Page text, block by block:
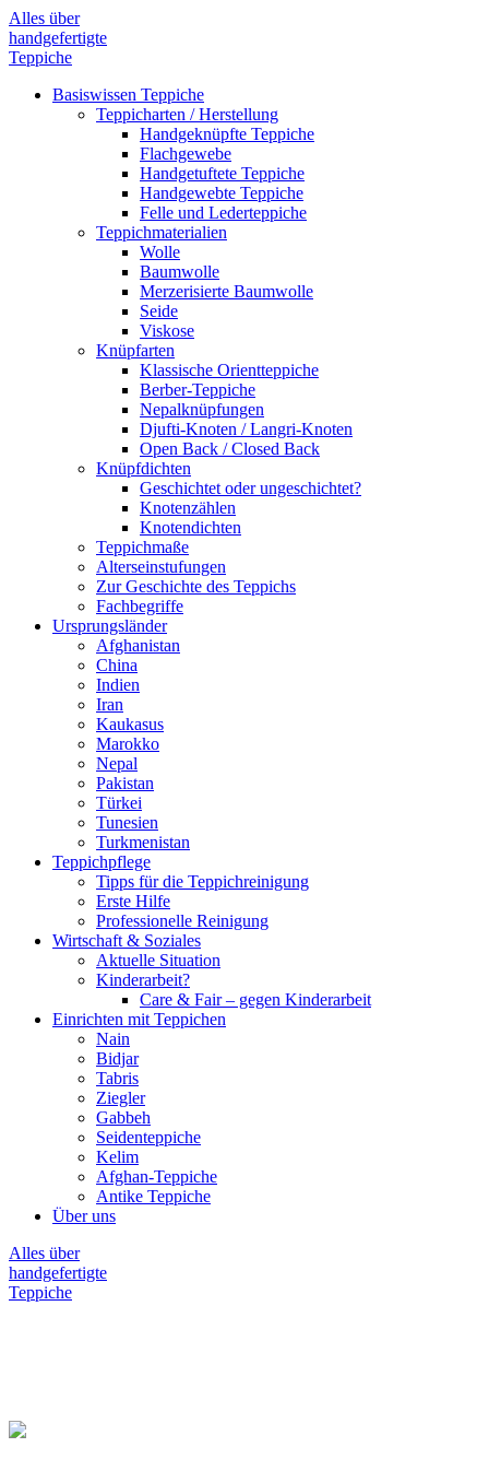
Alles über
handgefertigte
Teppiche
Basiswissen Teppiche
Teppich­arten / Her­stellung
Handgeknüpfte Teppiche
Flachgewebe
Handgetuftete Teppiche
Handgewebte Teppiche
Felle und Lederteppiche
Teppich­materialien
Wolle
Baumwolle
Merzerisierte Baumwolle
Seide
Viskose
Knüpfarten
Klassische Orientteppiche
Berber-Teppiche
Nepalknüpfungen
Djufti-Knoten / Langri-Knoten
Open Back / Closed Back
Knüpfdichten
Geschichtet oder ungeschichtet?
Knotenzählen
Knotendichten
Teppichmaße
Alterseinstufungen
Zur Geschichte des Teppichs
Fachbegriffe
Ursprungs­länder
Afghanistan
China
Indien
Iran
Kaukasus
Marokko
Nepal
Pakistan
Türkei
Tunesien
Turkmenistan
Teppich­pflege
Tipps für die Teppichreinigung
Erste Hilfe
Professionelle Reinigung
Wirtschaft & Soziales
Aktuelle Situation
Kinderarbeit?
Care & Fair – gegen Kinderarbeit
Einrichten mit Teppichen
Nain
Bidjar
Tabris
Ziegler
Gabbeh
Seidenteppiche
Kelim
Afghan-Teppiche
Antike Teppiche
Über uns
Alles über
handgefertigte
Teppiche